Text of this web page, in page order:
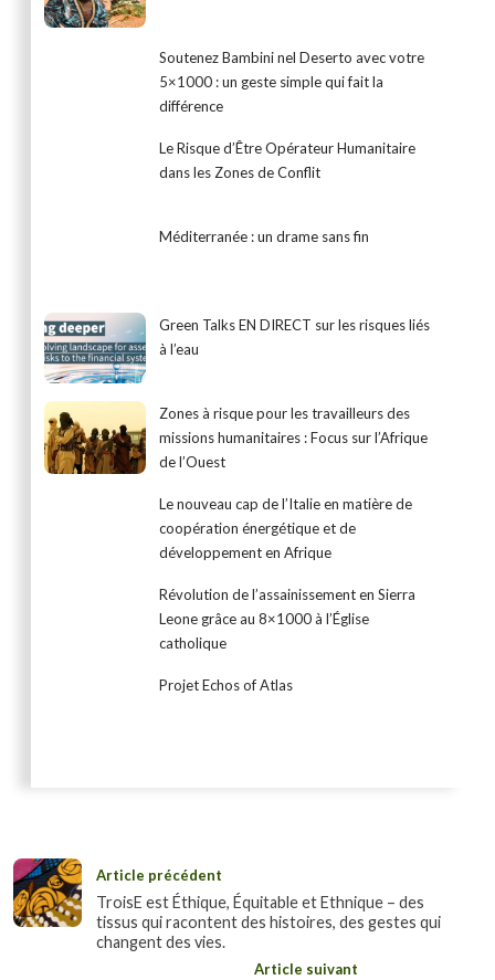
Soutenez Bambini nel Deserto avec votre
5×1000 : un geste simple qui fait la
différence
Le Risque d’Être Opérateur Humanitaire
dans les Zones de Conflit
Méditerranée : un drame sans fin
Green Talks EN DIRECT sur les risques liés
à l’eau
Zones à risque pour les travailleurs des
missions humanitaires : Focus sur l’Afrique
de l’Ouest
Le nouveau cap de l’Italie en matière de
coopération énergétique et de
développement en Afrique
Révolution de l’assainissement en Sierra
Leone grâce au 8×1000 à l’Église
catholique
Projet Echos of Atlas
Article précédent
TroisE est Éthique, Équitable et Ethnique – des
tissus qui racontent des histoires, des gestes qui
changent des vies.
Article suivant